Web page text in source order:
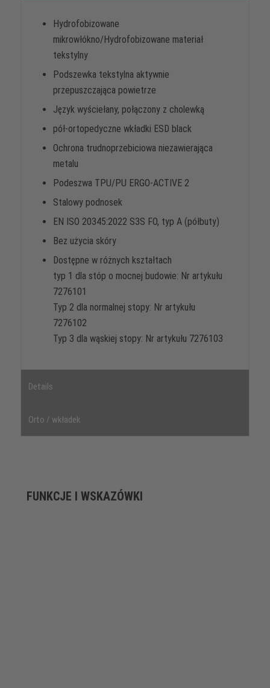
Hydrofobizowane
mikrowłókno/Hydrofobizowane materiał
tekstylny
Podszewka tekstylna aktywnie
przepuszczająca powietrze
Język wyściełany, połączony z cholewką
pół-ortopedyczne wkładki ESD black
Ochrona trudnoprzebiciowa niezawierająca
metalu
Podeszwa TPU/PU ERGO-ACTIVE 2
Stalowy podnosek
EN ISO 20345:2022 S3S FO, typ A (półbuty)
Bez użycia skóry
Dostępne w różnych kształtach
typ 1 dla stóp o mocnej budowie: Nr artykułu
7276101
Typ 2 dla normalnej stopy: Nr artykułu
7276102
Typ 3 dla wąskiej stopy: Nr artykułu 7276103
Details
Orto / wkładek
FUNKCJE I WSKAZÓWKI